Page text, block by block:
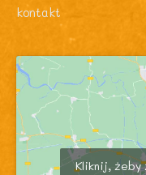
kontakt
Kliknij,